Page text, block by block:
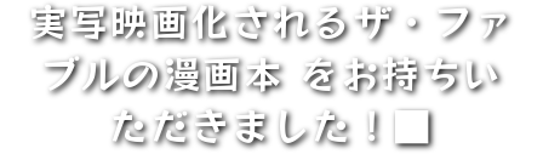
実写映画化されるザ・ファ
ブルの漫画本 をお持ちい
ただきました！■